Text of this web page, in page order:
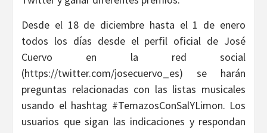
Desde el 18 de diciembre hasta el 1 de enero
todos los días desde el perfil oficial de José
Cuervo en la red social
(https://twitter.com/josecuervo_es) se harán
preguntas relacionadas con las listas musicales
usando el hashtag #TemazosConSalYLimon. Los
usuarios que sigan las indicaciones y respondan